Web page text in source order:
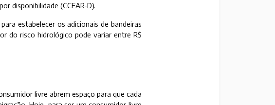
disponibilidade (CCEAR-D).
estabelecer os adicionais de bandeiras
do risco hidrológico pode variar entre R$
livre abrem espaço para que cada